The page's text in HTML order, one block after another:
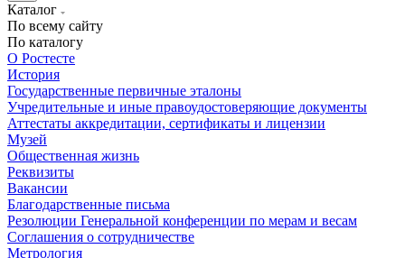
Каталог
По всему сайту
По каталогу
О Ростесте
История
Государственные первичные эталоны
Учредительные и иные правоудостоверяющие документы
Аттестаты аккредитации, сертификаты и лицензии
Музей
Общественная жизнь
Реквизиты
Вакансии
Благодарственные письма
Резолюции Генеральной конференции по мерам и весам
Соглашения о сотрудничестве
Метрология